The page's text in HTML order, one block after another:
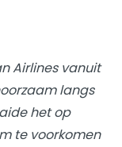
Airlines vanuit
langs
het op
te voorkomen